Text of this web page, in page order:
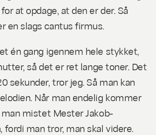
at opdage, at den er der. Så
en slags cantus firmus.
én gang igennem hele stykket,
så det er ret lange toner. Det
sekunder, tror jeg. Så man kan
Når man endelig kommer
man mistet Mester Jakob-
man tror, man skal videre.